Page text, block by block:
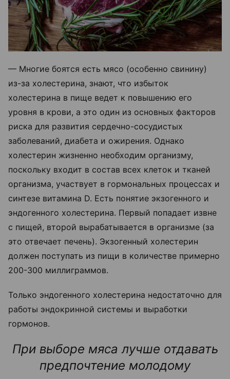
— Многие боятся есть мясо (особенно свинину)
из-за холестерина, знают, что избыток
холестерина в пище ведет к повышению его
уровня в крови, а это один из основных факторов
риска для развития сердечно-сосудистых
заболеваний, диабета и ожирения. Однако
холестерин жизненно необходим организму,
поскольку входит в состав всех клеток и тканей
организма, участвует в гормональных процессах и
синтезе витамина D. Есть понятие экзогенного и
эндогенного холестерина. Первый попадает извне
с пищей, второй вырабатывается в организме (за
это отвечает печень). Экзогенный холестерин
должен поступать из пищи в количестве примерно
200-300 миллиграммов.
Только эндогенного холестерина недостаточно для
работы эндокринной системы и выработки
гормонов.
При выборе мяса лучше отдавать
предпочтение молодому